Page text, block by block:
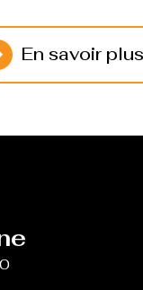
En savoir plus